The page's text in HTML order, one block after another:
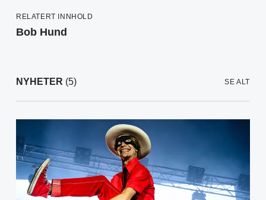
RELATERT INNHOLD
Bob Hund
NYHETER (5) SE ALT